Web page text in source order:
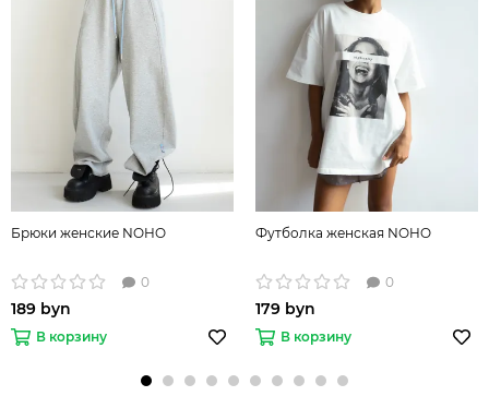
Брюки женские NOHO
0
189 byn
В корзину
Футболка женская NOHO
0
179 byn
В корзину